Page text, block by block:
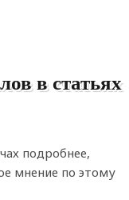
в статьях
подробнее,
мнение по этому